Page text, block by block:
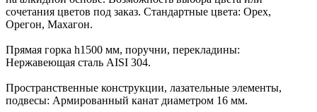
сочетания цветов под заказ. Стандартные цвета: Орех,
Орегон, Махагон.
Прямая горка h1500 мм, поручни, перекладины:
Нержавеющая сталь AISI 304.
Пространственные конструкции, лазательные элементы,
подвесы: Армированный канат диаметром 16 мм.